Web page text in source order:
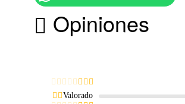
Opiniones
Valorado